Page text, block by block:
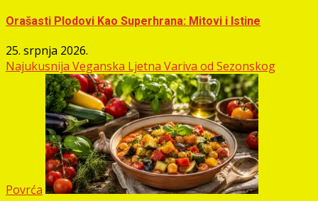
Orašasti Plodovi Kao Superhrana: Mitovi i Istine
25. srpnja 2026.
Najukusnija Veganska Ljetna Variva od Sezonskog
Povrća